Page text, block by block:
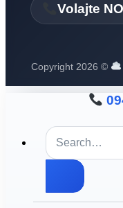
Volajte
Copyright 2026 ©